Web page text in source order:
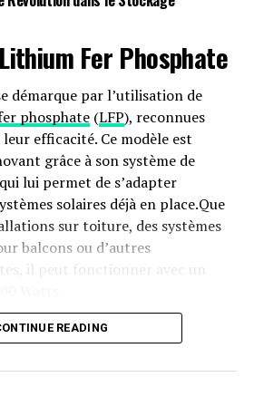
mis par Buterin sur la maturité
préférant les L2 aux
en matière de
sécurité et
peuvent sembler excessivement
faible nombre de ZK-rollups
le stade 1.
sontessentielles pour
fiable et évolutifqui
de maintenir sa position de
potentiel.
jalons pour les rollups prenant
(Ethereum
Fer Phosphate
démarque par l’utilisation de
phosphate(LFP), reconnues
efficacité. Ce modèle est
grâce à son système de
lui permet de s’adapter
solaires déjà en place.Que
sur toiture, des systèmes
balcons ou d’autres
il peut fonctionner avec un
Énergétique
d’injection dans le réseau
1200 watts,le Solarbank 2 AC
READING